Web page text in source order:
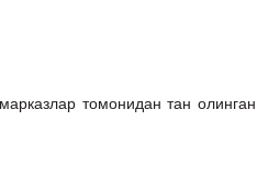
томонидан тан олинган